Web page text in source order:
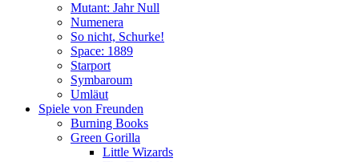
Mutant: Jahr Null
Numenera
So nicht, Schurke!
Space: 1889
Starport
Symbaroum
Umläut
Spiele von Freunden
Burning Books
Green Gorilla
Little Wizards